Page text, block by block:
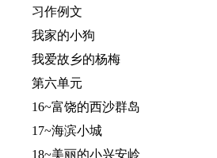
习作例文
我家的小狗
我爱故乡的杨梅
第六单元
16~富饶的西沙群岛
17~海滨小城
18~美丽的小兴安岭